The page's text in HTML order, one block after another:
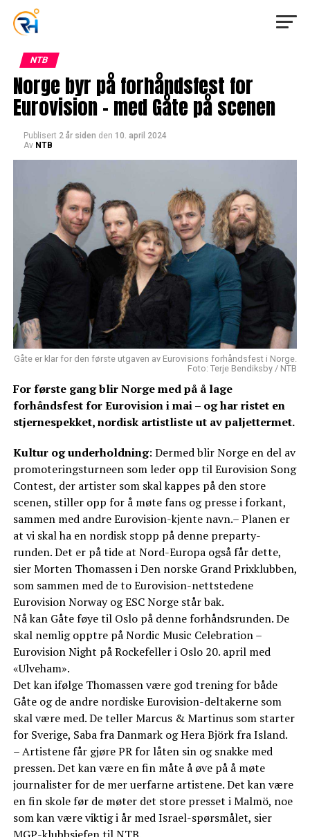
NTB
Norge byr på forhåndsfest for
Eurovision – med Gåte på scenen
Publisert 2 år siden den 10. april 2024
Av NTB
Gåte er klar for den første utgaven av Eurovisions forhåndsfest i Norge.
Foto: Terje Bendiksby / NTB
For første gang blir Norge med på å lage
forhåndsfest for Eurovision i mai – og har ristet en
stjernespekket, nordisk artistliste ut av paljettermet.
Kultur og underholdning: Dermed blir Norge en del av
promoteringsturneen som leder opp til Eurovision Song
Contest, der artister som skal kappes på den store
scenen, stiller opp for å møte fans og presse i forkant,
sammen med andre Eurovision-kjente navn.– Planen er
at vi skal ha en nordisk stopp på denne preparty-
runden. Det er på tide at Nord-Europa også får dette,
sier Morten Thomassen i Den norske Grand Prixklubben,
som sammen med de to Eurovision-nettstedene
Eurovision Norway og ESC Norge står bak.
Nå kan Gåte føye til Oslo på denne forhåndsrunden. De
skal nemlig opptre på Nordic Music Celebration –
Eurovision Night på Rockefeller i Oslo 20. april med
«Ulveham».
Det kan ifølge Thomassen være god trening for både
Gåte og de andre nordiske Eurovision-deltakerne som
skal være med. De teller Marcus & Martinus som starter
for Sverige, Saba fra Danmark og Hera Björk fra Island.
– Artistene får gjøre PR for låten sin og snakke med
pressen. Det kan være en fin måte å øve på å møte
journalister for de mer uerfarne artistene. Det kan være
en fin skole før de møter det store presset i Malmö, noe
som kan være viktig i år med Israel-spørsmålet, sier